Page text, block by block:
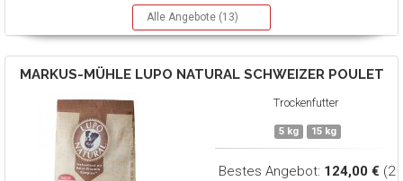
Alle Angebote (13)
MARKUS-MÜHLELUPO NATURAL SCHWEIZER POULET
Trockenfutter
5 kg 15 kg
Bestes Angebot: 124,00 € (2